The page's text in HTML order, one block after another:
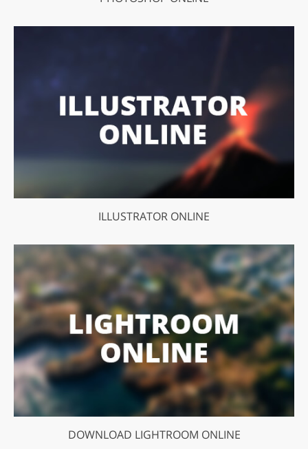
ILLUSTRATOR ONLINE
DOWNLOAD LIGHTROOM ONLINE